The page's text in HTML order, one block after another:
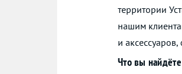
территории
нашим
и
Что вы